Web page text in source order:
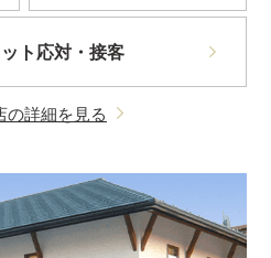
ト応対・接客
の詳細を見る